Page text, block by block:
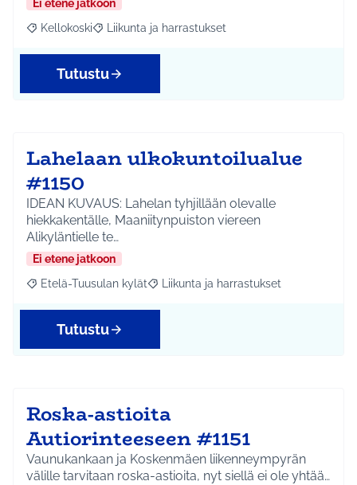
Ei etene jatkoon
Rajaa tulokset aihepiirin mukaan: Kellokoski
Kellokoski Rajaa tulokset teeman mukaan: Liikunta ja
Liikunta ja harrastukset
Tutustu
Lahelaan ulkokuntoilualue
#1150
IDEAN KUVAUS: Lahelan tyhjillään olevalle
hiekkakentälle, Maaniitynpuiston viereen
Alikyläntielle te…
Ei etene jatkoon
Rajaa tulokset aihepiirin mukaan: Etelä-Tuusulan kylät
Etelä-Tuusulan kylät Rajaa tulokset teeman mukaan:
Liikunta ja harrastukset
Tutustu
Roska-astioita
Autiorinteeseen #1151
Vaunukankaan ja Koskenmäen liikenneympyrän
välille tarvitaan roska-astioita, nyt siellä ei ole yhtää…